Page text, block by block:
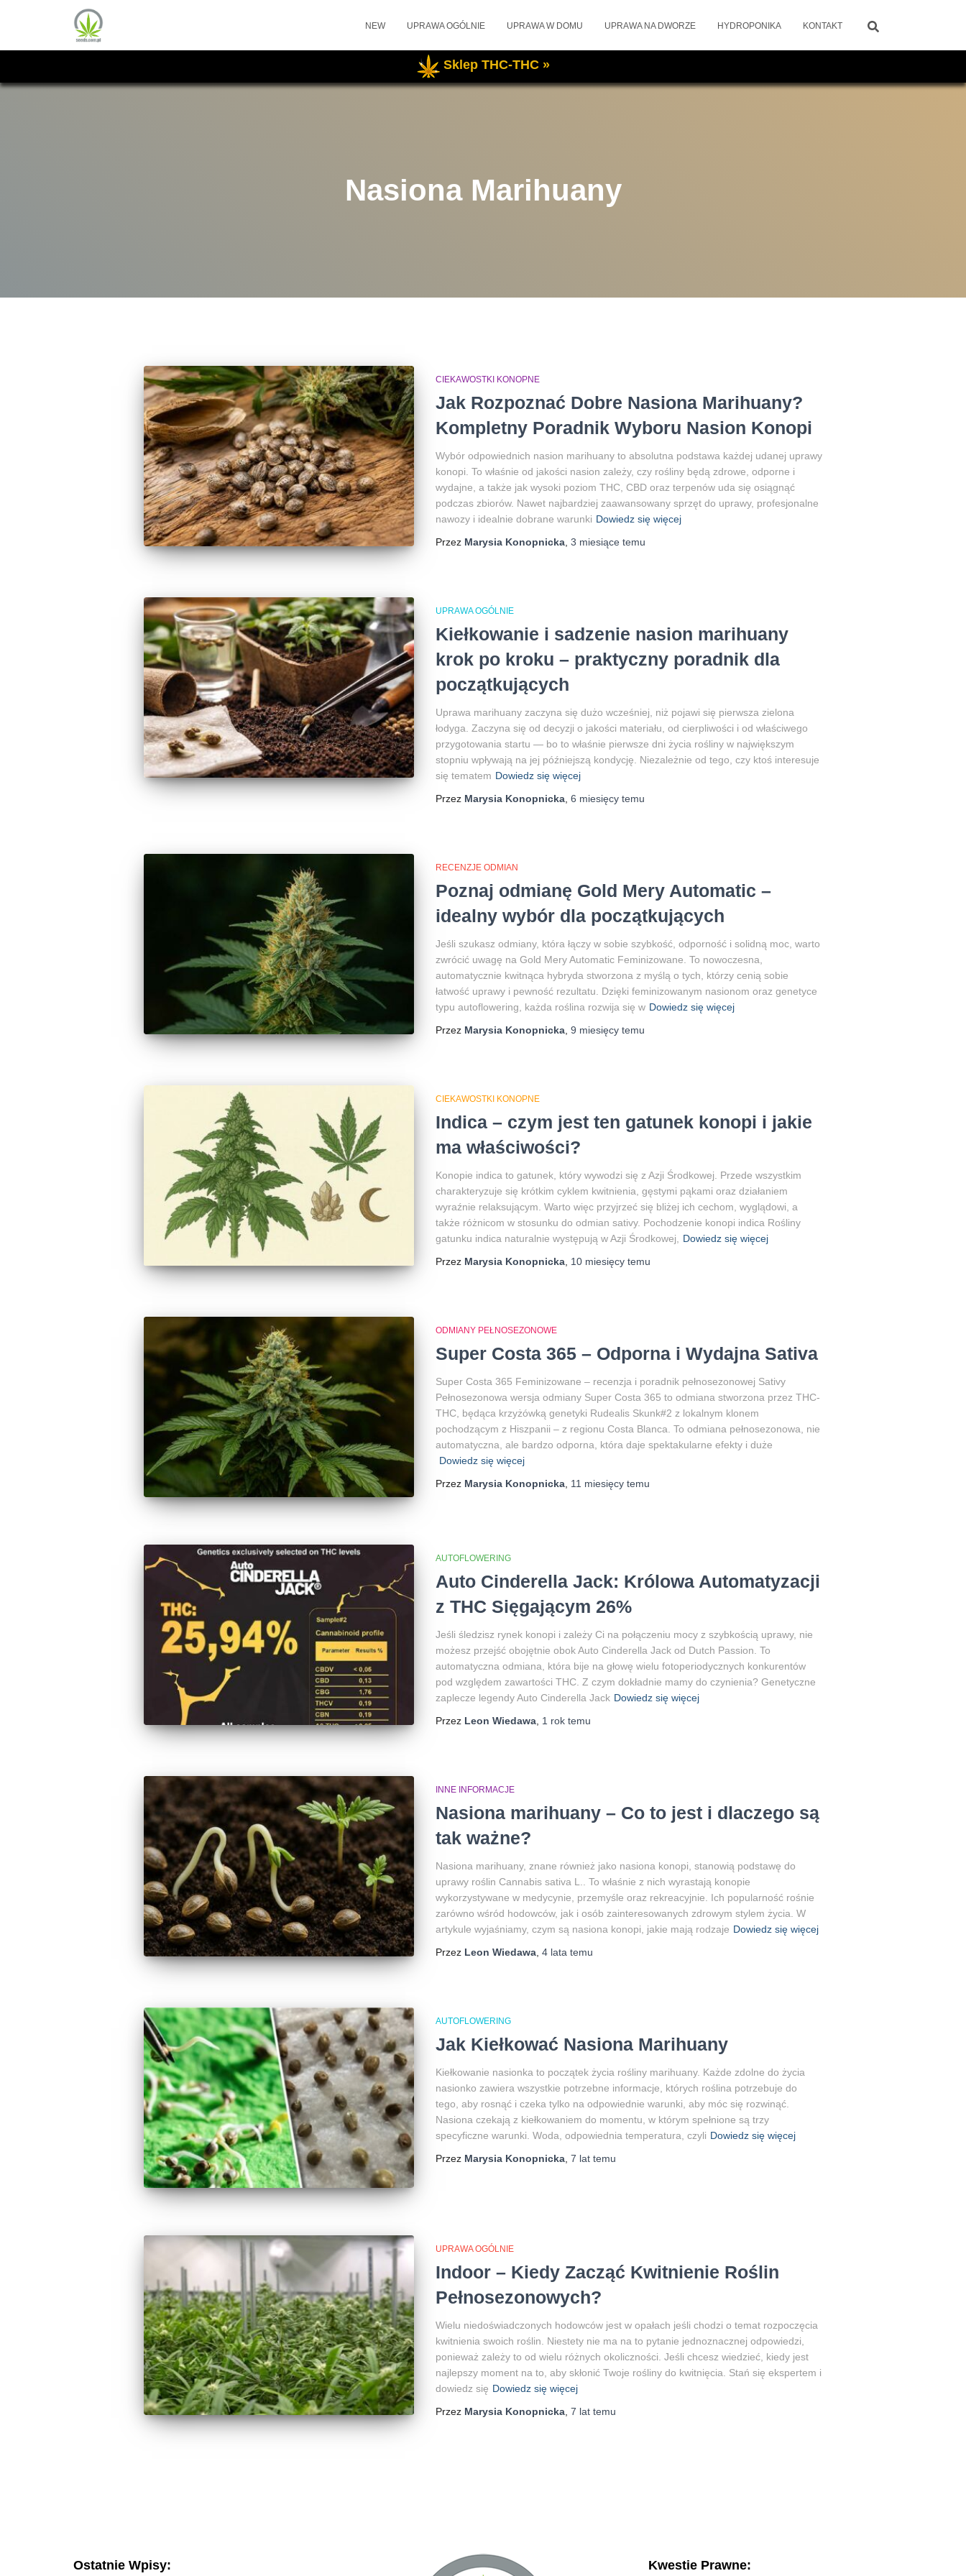
Sklep THC-THC »
NEW UPRAWA OGÓLNIE UPRAWA W DOMU UPRAWA NA DWORZE HYDROPONIKA KONTAKT
Nasiona Marihuany
CIEKAWOSTKI KONOPNE
Jak Rozpoznać Dobre Nasiona Marihuany?
Kompletny Poradnik Wyboru Nasion Konopi
Wybór odpowiednich nasion marihuany to absolutna podstawa każdej udanej uprawy
konopi. To właśnie od jakości nasion zależy, czy rośliny będą zdrowe, odporne i
wydajne, a także jak wysoki poziom THC, CBD oraz terpenów uda się osiągnąć
podczas zbiorów. Nawet najbardziej zaawansowany sprzęt do uprawy, profesjonalne
nawozy i idealnie dobrane warunki Dowiedz się więcej
Przez Marysia Konopnicka, 3 miesiącetemu
UPRAWA OGÓLNIE
Kiełkowanie i sadzenie nasion marihuany
krok po kroku – praktyczny poradnik dla
początkujących
Uprawa marihuany zaczyna się dużo wcześniej, niż pojawi się pierwsza zielona
łodyga. Zaczyna się od decyzji o jakości materiału, od cierpliwości i od właściwego
przygotowania startu — bo to właśnie pierwsze dni życia rośliny w największym
stopniu wpływają na jej późniejszą kondycję. Niezależnie od tego, czy ktoś interesuje
się tematem Dowiedz się więcej
Przez Marysia Konopnicka, 6 miesięcytemu
RECENZJE ODMIAN
Poznaj odmianę Gold Mery Automatic –
idealny wybór dla początkujących
Jeśli szukasz odmiany, która łączy w sobie szybkość, odporność i solidną moc, warto
zwrócić uwagę na Gold Mery Automatic Feminizowane. To nowoczesna,
automatycznie kwitnąca hybryda stworzona z myślą o tych, którzy cenią sobie
łatwość uprawy i pewność rezultatu. Dzięki feminizowanym nasionom oraz genetyce
typu autoflowering, każda roślina rozwija się w Dowiedz się więcej
Przez Marysia Konopnicka, 9 miesięcytemu
CIEKAWOSTKI KONOPNE
Indica – czym jest ten gatunek konopi i jakie
ma właściwości?
Konopie indica to gatunek, który wywodzi się z Azji Środkowej. Przede wszystkim
charakteryzuje się krótkim cyklem kwitnienia, gęstymi pąkami oraz działaniem
wyraźnie relaksującym. Warto więc przyjrzeć się bliżej ich cechom, wyglądowi, a
także różnicom w stosunku do odmian sativy. Pochodzenie konopi indica Rośliny
gatunku indica naturalnie występują w Azji Środkowej,
Dowiedz się więcej
Przez Marysia Konopnicka, 10 miesięcytemu
ODMIANY PEŁNOSEZONOWE
Super Costa 365 – Odporna i Wydajna Sativa
Super Costa 365 Feminizowane – recenzja i poradnik pełnosezonowej Sativy
Pełnosezonowa wersja odmiany Super Costa 365 to odmiana stworzona przez THC-
THC, będąca krzyżówką genetyki Rudealis Skunk#2 z lokalnym klonem
pochodzącym z Hiszpanii – z regionu Costa Blanca. To odmiana pełnosezonowa, nie
automatyczna, ale bardzo odporna, która daje spektakularne efekty i duże
Dowiedz się więcej
Przez Marysia Konopnicka, 11 miesięcytemu
AUTOFLOWERING
Auto Cinderella Jack: Królowa Automatyzacji
z THC Sięgającym 26%
Jeśli śledzisz rynek konopi i zależy Ci na połączeniu mocy z szybkością uprawy, nie
możesz przejść obojętnie obok Auto Cinderella Jack od Dutch Passion. To
automatyczna odmiana, która bije na głowę wielu fotoperiodycznych konkurentów
pod względem zawartości THC. Z czym dokładnie mamy do czynienia? Genetyczne
zaplecze legendy Auto Cinderella Jack Dowiedz się więcej
Przez Leon Wiedawa, 1 roktemu
INNE INFORMACJE
Nasiona marihuany – Co to jest i dlaczego są
tak ważne?
Nasiona marihuany, znane również jako nasiona konopi, stanowią podstawę do
uprawy roślin Cannabis sativa L.. To właśnie z nich wyrastają konopie
wykorzystywane w medycynie, przemyśle oraz rekreacyjnie. Ich popularność rośnie
zarówno wśród hodowców, jak i osób zainteresowanych zdrowym stylem życia. W
artykule wyjaśniamy, czym są nasiona konopi, jakie mają rodzaje Dowiedz się więcej
Przez Leon Wiedawa, 4 lata temu
AUTOFLOWERING
Jak Kiełkować Nasiona Marihuany
Kiełkowanie nasionka to początek życia rośliny marihuany. Każde zdolne do życia
nasionko zawiera wszystkie potrzebne informacje, których roślina potrzebuje do
tego, aby rosnąć i czeka tylko na odpowiednie warunki, aby móc się rozwinąć.
Nasiona czekają z kiełkowaniem do momentu, w którym spełnione są trzy
specyficzne warunki. Woda, odpowiednia temperatura, czyli Dowiedz się więcej
Przez Marysia Konopnicka, 7 lattemu
UPRAWA OGÓLNIE
Indoor – Kiedy Zacząć Kwitnienie Roślin
Pełnosezonowych?
Wielu niedoświadczonych hodowców jest w opałach jeśli chodzi o temat rozpoczęcia
kwitnienia swoich roślin. Niestety nie ma na to pytanie jednoznacznej odpowiedzi,
ponieważ zależy to od wielu różnych okoliczności. Jeśli chcesz wiedzieć, kiedy jest
najlepszy moment na to, aby skłonić Twoje rośliny do kwitnięcia. Stań się ekspertem i
dowiedz się Dowiedz się więcej
Przez Marysia Konopnicka, 7 lattemu
Ostatnie Wpisy: Kwestie Prawne: